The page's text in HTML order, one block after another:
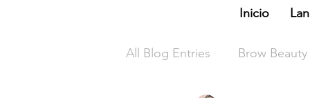
Inicio
All Blog Entries Brow Beauty